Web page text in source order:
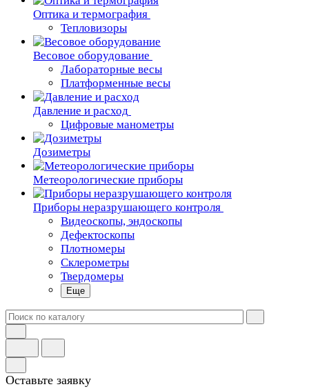
Oптика и термография
Тепловизоры
Весовое оборудование
Лабораторные весы
Платформенные весы
Давление и расход
Цифровые манометры
Дозиметры
Метеорологические приборы
Приборы неразрушающего контроля
Видеоскопы, эндоскопы
Дефектоскопы
Плотномеры
Склерометры
Твердомеры
Еще
Оставьте заявку